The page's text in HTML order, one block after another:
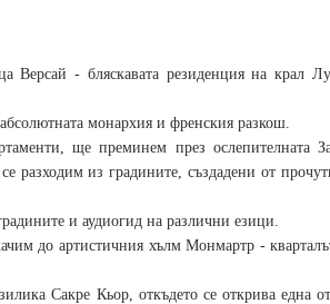
Версай - бляскавата резиденция на крал
монархия и френския разкош.
ще преминем през ослепителната
разходим из градините, създадени от
и аудиогид на различни езици.
до артистичния хълм Монмартр -
Сакре Кьор, откъдето се открива една